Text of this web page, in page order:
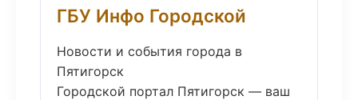
ГБУ Инфо Городской
Новости и события города в
Пятигорск
Городской портал Пятигорск — ваш